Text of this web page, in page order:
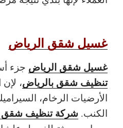
غسيل شقق الرياض
غسيل شقق الرياض جزء
تنظيف شقق بالرياض،
الأرضيات الرخام،
الكنب. شركة تنظيف شقق